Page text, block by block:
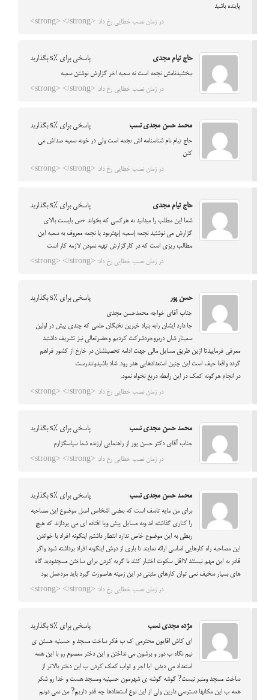
پاینده باشید
در زمان نصب خطایی رخ داد: <strong> </strong>
حاج تیام مجدی پاسخی برای %s بگذارید
ببخشیدنامش نجمه است نه سمیه اخر گزارش نوشتن سمیه
در زمان نصب خطایی رخ داد: <strong> </strong>
محمد حسن مجدی نسب پاسخی برای %s بگذارید
حاج تیام نام شناسنامه اش نجمه است ولی در خونه سمیه صداش می
کنن
در زمان نصب خطایی رخ داد: <strong> </strong>
حاج تیام مجدی پاسخی برای %s بگذارید
شما این مطلب را میدانید نه هرکسی که بخواند ÷س بایست بالای
گزارش می نوشتید نجمه (سمیه )بهتربود یا نجمه معروف به سمیه این
مطالب ریزی است که در کارگزارش تهیه نمودن لازمه کار است
در زمان نصب خطایی رخ داد: <strong> </strong>
حسن پور پاسخی برای %s بگذارید
جناب آقای خواجه محمدحسن مجدی
جا دارد ایشان رابه بنیاد خیرین نخبگان علمی که چندی پیش در اولین
سمینار شان دربروجردشرکت کردیم وحضرتعالی نیز تشریف داشتید
معرفی فرماییدتا ازین طریق مسایل مالی جهت ادامه تحصیلشان در خارخ از کشور فراهم
گردد واقعا حیف است این چنین استعدادهایی هدر رود. شاد باشیدوتندرست
در انجام هرگونه کمک در این رابطه دریغ نخواه نمود.
در زمان نصب خطایی رخ داد: <strong> </strong>
محمد حسن مجدی نسب پاسخی برای %s بگذارید
جناب آقای دکتر حسن پور از راهنمایی ارزنده شما سپاسگزارم
در زمان نصب خطایی رخ داد: <strong> </strong>
محمد حسن مجدی نسب پاسخی برای %s بگذارید
برای من مایه تاسف است که بعضی اشخاص اصل موضوع این مصاحبه
را کناری گذاشته اند وبه مسایل پیش وپا افتاده ای می پردازند که هیچ
ربطی به این موضوع خاص ندارد انتطار داشتم اینگونه افراد با خواندن
این مصاحبه راه کارهایی اساسی ارائه نمایند تا باری از دوش اینگونه افراد برداشته شود واگر
قادر به این مهم نیستند لااقل سکوت اختیار کنند با گریه کردن برای ساختن مسجدودید گاه
های بسیار سخیف نمی توان کارهای مثبتی در این زمینه هاصورت گیرد باید مردعمل بود
در زمان نصب خطایی رخ داد: <strong> </strong>
مژده مجدي نسب پاسخی برای %s بگذارید
اي كاش اقايون محترمي ك ب فكر ساخت مسجد و حسبنيه هستن ي
نيم نگاه ب دور و برشون مي نداختن و اين دختر معصوم رو با اين همه
استعداد مي ديدن. ايا اجر و ثواب كمك كردن ب اين دختر بالاتر از
ساخت مسجد ومنبر نيست? گوشه گوشه ي شهرمون حسينيه ومسجد هست و خدا رو شكر
همه ب اين مكانها دسترسي دارين ولي از اين نوع استعدادها چه قدر داريم? من نمي دونم